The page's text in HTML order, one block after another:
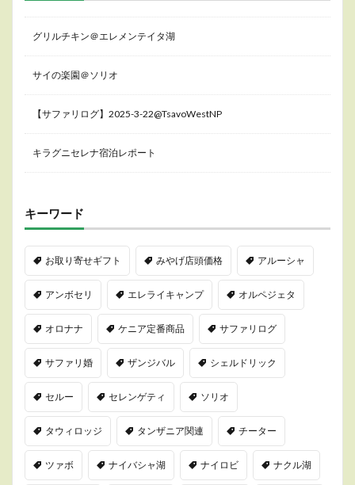
グリルチキン＠エレメンテイタ湖
サイの楽園＠ソリオ
【サファリログ】2025-3-22@TsavoWestNP
キラグニセレナ宿泊レポート
キーワード
お取り寄せギフト みやげ店頭価格 アルーシャ
アンボセリ エレライキャンプ オルペジェタ
オロナナ ケニア定番商品 サファリログ
サファリ婚 ザンジバル シェルドリック
セルー セレンゲティ ソリオ
タウィロッジ タンザニア関連 チーター
ツァボ ナイバシャ湖 ナイロビ ナクル湖